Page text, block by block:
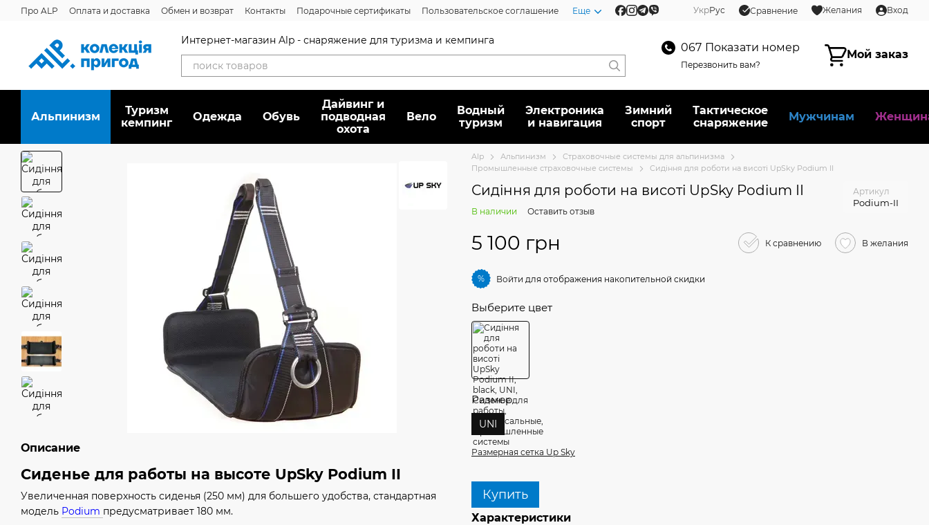
Перейти к основному контенту
Про ALP Оплата и доставка Обмен и возврат Контакты Подарочные сертификаты Пользовательское соглашение Еще УкрРус Сравнение Желания Вход
Интернет-магазин Alp - снаряжение для туризма и кемпинга
067 Показати номер
Перезвонить вам?
Мой заказ
Альпинизм
Туризм
кемпинг
Oдежда Обувь
Дайвинг и
подводная
охота
Вело
Водный
туризм
Электроника
и навигация
Зимний
спорт
Тактическое
снаряжение
Мужчинам
Описание
Сиденье для работы на высоте UpSky Podium II
Увеличенная поверхность сиденья (250 мм) для большего удобства, стандартная
модель Podium предусматривает 180 мм.
Alp Альпинизм
Страховочные системы для альпинизма
Промышленные страховочные системы
Сидіння для роботи на висоті UpSky Podium II
Сидіння для роботи на висоті UpSky Podium II Артикул
Podium-II
В наличии Оставить отзыв
5 100 грн К сравнению В желания
% Войти для отображения накопительной скидки
Выберите цвет
Размер
UNI
Размерная сетка Up Sky
Купить
Характеристики